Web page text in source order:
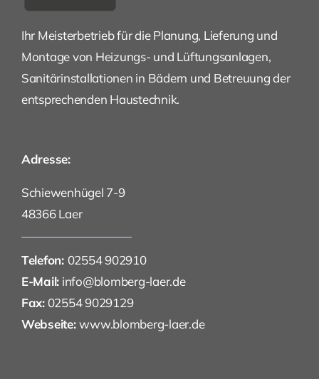
Ihr Meisterbetrieb für die Planung, Lieferung und
Montage von Heizungs- und Lüftungsanlagen,
Sanitärinstallationen in Bädern und Betreuung der
entsprechenden Haustechnik.
Adresse:
Schiewenhügel 7-9
48366 Laer
Telefon: 02554 902910
E-Mail: info@blomberg-laer.de
Fax: 02554 9029129
Webseite:www.blomberg-laer.de